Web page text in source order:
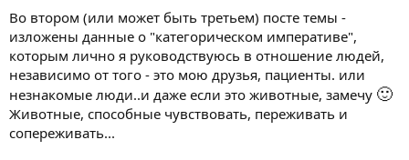
Человек, как личность, не может быть мерилом добра и зла, не
может быть и совершенного человека – эталона этих качеств.
Поэтому, понятие о добре и зле даны нам свыше, от Бога – он
один является носителем этих категорий. Нравственное
сознание человека должно принять Бога, как идеал, как
нравственное совершенство.
Во втором (или может быть третьем) посте темы -
изложены данные о "категорическом императиве",
которым лично я руководствуюсь в отношение людей,
независимо от того - это мою друзья, пациенты. или
незнакомые люди..и даже если это животные, замечу 🙂
Животные, способные чувствовать, переживать и
сопереживать...